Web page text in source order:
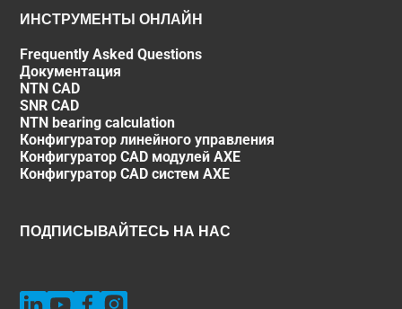
ИНСТРУМЕНТЫ ОНЛАЙН
Frequently Asked Questions
Документация
NTN CAD
SNR CAD
NTN bearing calculation
Конфигуратор линейного управления
Конфигуратор CAD модулей AXE
Конфигуратор CAD систем AXE
ПОДПИСЫВАЙТЕСЬ НА НАС